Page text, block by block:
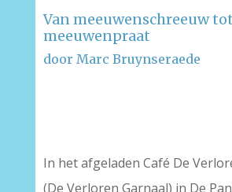
Van meeuwenschreeuw tot
meeuwenpraat
door Marc Bruynseraede
In het afgeladen Café De
(De Verloren Garnaal) in De